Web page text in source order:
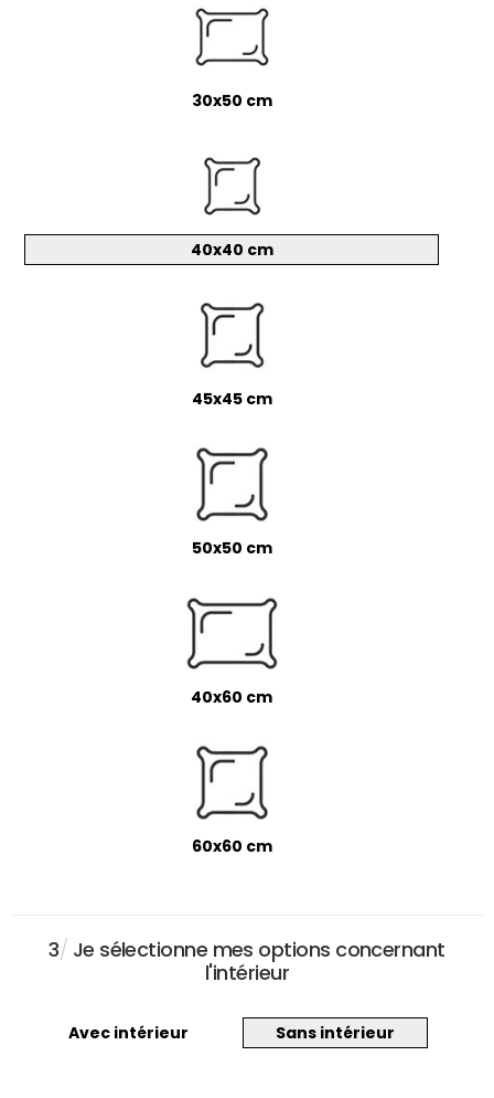
30x50 cm
40x40 cm
45x45 cm
50x50 cm
40x60 cm
60x60 cm
3/ Je sélectionne mes options concernant
l'intérieur
Avec intérieur Sans intérieur